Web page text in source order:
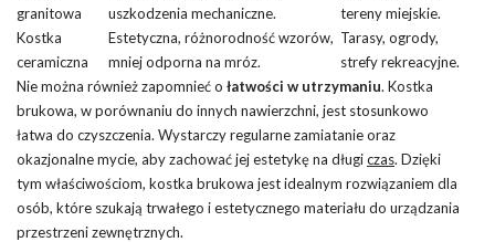
granitowa
uszkodzenia mechaniczne.
tereny miejskie.
Kostka
ceramiczna
Estetyczna, różnorodność wzorów,
mniej odporna na mróz.
Tarasy, ogrody,
strefy rekreacyjne.
Nie można również zapomnieć o łatwości w utrzymaniu. Kostka
brukowa, w porównaniu do innych nawierzchni, jest stosunkowo
łatwa do czyszczenia. Wystarczy regularne zamiatanie oraz
okazjonalne mycie, aby zachować jej estetykę na długiczas. Dzięki
tym właściwościom, kostka brukowa jest idealnym rozwiązaniem dla
osób, które szukają trwałego i estetycznego materiału do urządzania
przestrzeni zewnętrznych.